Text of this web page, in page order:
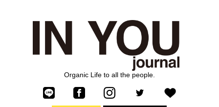
Organic Life to all the people.